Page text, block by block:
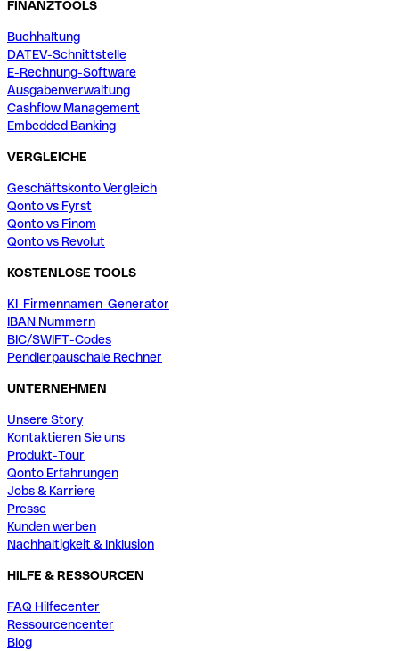
FINANZTOOLS
Buchhaltung
DATEV-Schnittstelle
E-Rechnung-Software
Ausgabenverwaltung
Cashflow Management
Embedded Banking
VERGLEICHE
Geschäftskonto Vergleich
Qonto vs Fyrst
Qonto vs Finom
Qonto vs Revolut
KOSTENLOSE TOOLS
KI-Firmennamen-Generator
IBAN Nummern
BIC/SWIFT-Codes
Pendlerpauschale Rechner
UNTERNEHMEN
Unsere Story
Kontaktieren Sie uns
Produkt-Tour
Qonto Erfahrungen
Jobs & Karriere
Presse
Kunden werben
Nachhaltigkeit & Inklusion
HILFE & RESSOURCEN
FAQ Hilfecenter
Ressourcencenter
Blog